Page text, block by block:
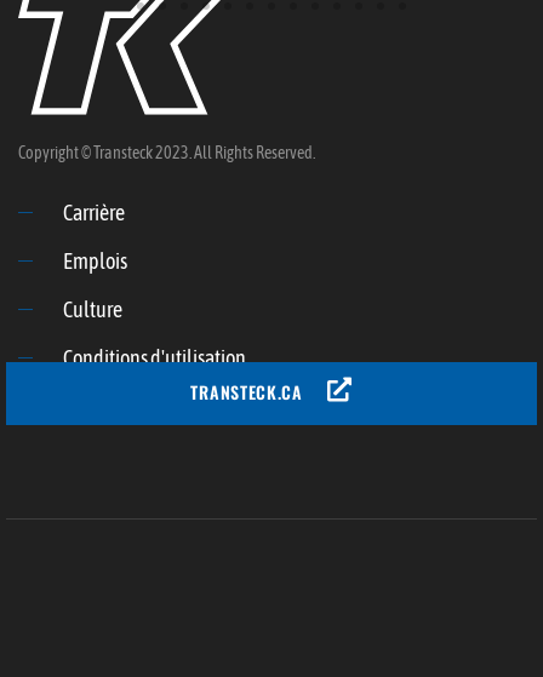
Copyright © Transteck 2023. All Rights Reserved.
Carrière
Emplois
Culture
Conditions d'utilisation
Politique de confidentialité
TRANSTECK.CA